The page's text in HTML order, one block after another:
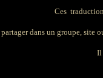
Ces
dans un groupe,
Il